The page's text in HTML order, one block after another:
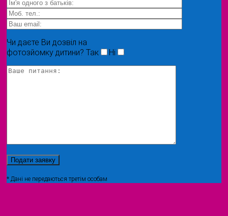
Чи даєте Ви дозвіл на
фотозйомку дитини? Так Ні
* Дані не передаються третім особам